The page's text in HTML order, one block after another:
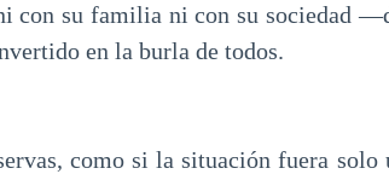
con su familia ni con su sociedad
en la burla de todos.
como si la situación fuera solo